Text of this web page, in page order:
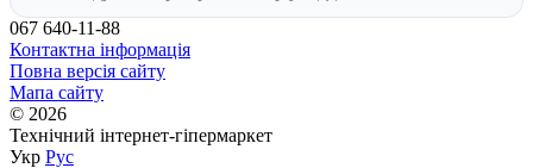
067 640-11-88
Контактна інформація
Повна версія сайту
Мапа сайту
© 2026
Технічний інтернет-гіпермаркет
Укр Рус